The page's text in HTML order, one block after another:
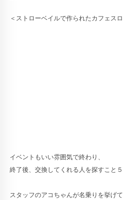
＜ストローベイルで作られたカフェス
イベントもいい雰囲気で終わり、
終了後、交換してくれる人を探すこと５
スタッフのアコちゃんが名乗りを挙げて